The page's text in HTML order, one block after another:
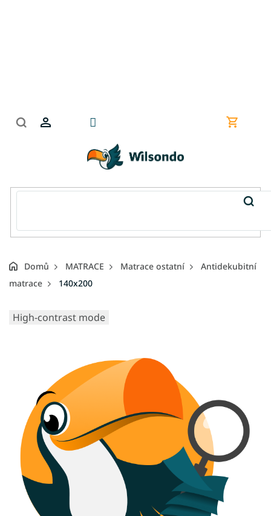
Nákupní
Domů MATRACE Matrace ostatní
Antidekubitní
matrace
140x200
High-contrast mode